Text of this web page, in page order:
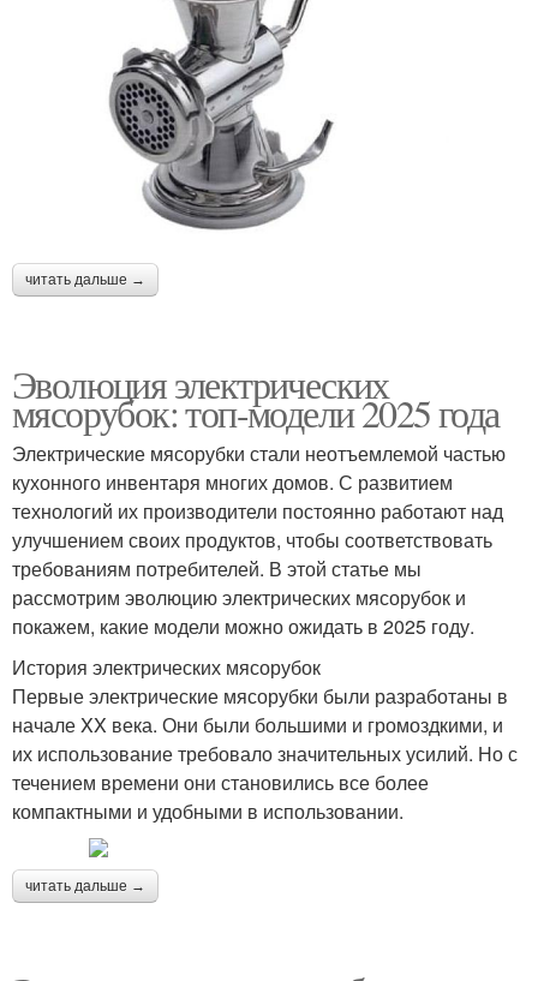
читать дальше →
Эволюция электрических
мясорубок: топ-модели 2025 года
Электрические мясорубки стали неотъемлемой частью
кухонного инвентаря многих домов. С развитием
технологий их производители постоянно работают над
улучшением своих продуктов, чтобы соответствовать
требованиям потребителей. В этой статье мы
рассмотрим эволюцию электрических мясорубок и
покажем, какие модели можно ожидать в 2025 году.
История электрических мясорубок
Первые электрические мясорубки были разработаны в
начале XX века. Они были большими и громоздкими, и
их использование требовало значительных усилий. Но с
течением времени они становились все более
компактными и удобными в использовании.
читать дальше →